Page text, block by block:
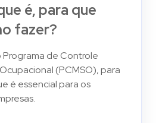
é, para que
fazer?
de Controle
(PCMSO), para
é essencial para os